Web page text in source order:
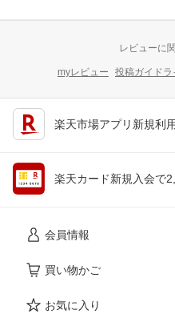
レビューに
myレビュー 投稿ガイドラ
楽天市場アプリ新規利
楽天カード新規入会で
会員情報
買い物かご
お気に入り